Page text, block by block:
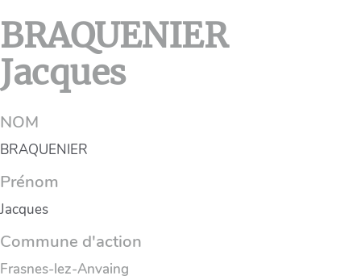
BRAQUENIER
Jacques
NOM
BRAQUENIER
Prénom
Jacques
Commune d'action
Frasnes-lez-Anvaing